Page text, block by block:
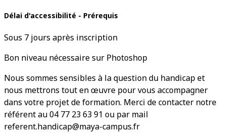
Délai d'accessibilité - Prérequis
Sous 7 jours après inscription
Bon niveau nécessaire sur Photoshop
Nous sommes sensibles à la question du handicap et
nous mettrons tout en œuvre pour vous accompagner
dans votre projet de formation. Merci de contacter notre
référent au 04 77 23 63 91 ou par mail
referent.handicap@maya-campus.fr